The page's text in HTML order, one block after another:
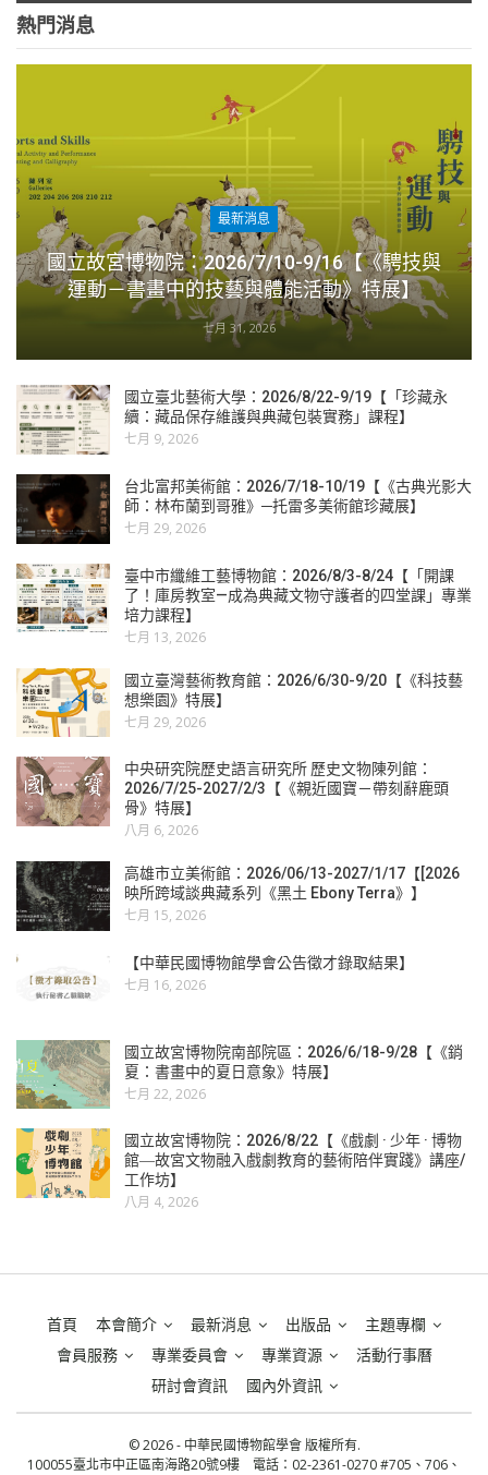
熱門消息
最新消息
國立故宮博物院：2026/7/10-9/16【《騁技與
運動－書畫中的技藝與體能活動》特展】
七月 31, 2026
國立臺北藝術大學：2026/8/22-9/19【「珍藏永
續：藏品保存維護與典藏包裝實務」課程】
七月 9, 2026
台北富邦美術館：2026/7/18-10/19【《古典光影大
師：林布蘭到哥雅》─托雷多美術館珍藏展】
七月 29, 2026
臺中市纖維工藝博物館：2026/8/3-8/24【「開課
了！庫房教室—成為典藏文物守護者的四堂課」專業
培力課程】
七月 13, 2026
國立臺灣藝術教育館：2026/6/30-9/20【《科技藝
想樂園》特展】
七月 29, 2026
中央研究院歷史語言研究所 歷史文物陳列館：
2026/7/25-2027/2/3【《親近國寶－帶刻辭鹿頭
骨》特展】
八月 6, 2026
高雄市立美術館：2026/06/13-2027/1/17【[2026
映所跨域談典藏系列《黑土 Ebony Terra》】
七月 15, 2026
【中華民國博物館學會公告徵才錄取結果】
七月 16, 2026
國立故宮博物院南部院區：2026/6/18-9/28【《銷
夏：書畫中的夏日意象》特展】
七月 22, 2026
國立故宮博物院：2026/8/22【《戲劇 · 少年 · 博物
館―故宮文物融入戲劇教育的藝術陪伴實踐》講座/
工作坊】
八月 4, 2026
首頁 本會簡介 最新消息 出版品
主題專欄
會員服務
專業委員會 專業資源
活動行事曆
研討會資訊
國內外資訊
© 2026 - 中華民國博物館學會 版權所有.
100055臺北市中正區南海路20號9樓 電話：02-2361-0270 #705、706、